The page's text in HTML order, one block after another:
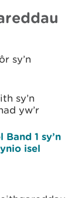
sy’n
sy’n
yw’r
1 sy’n
isel